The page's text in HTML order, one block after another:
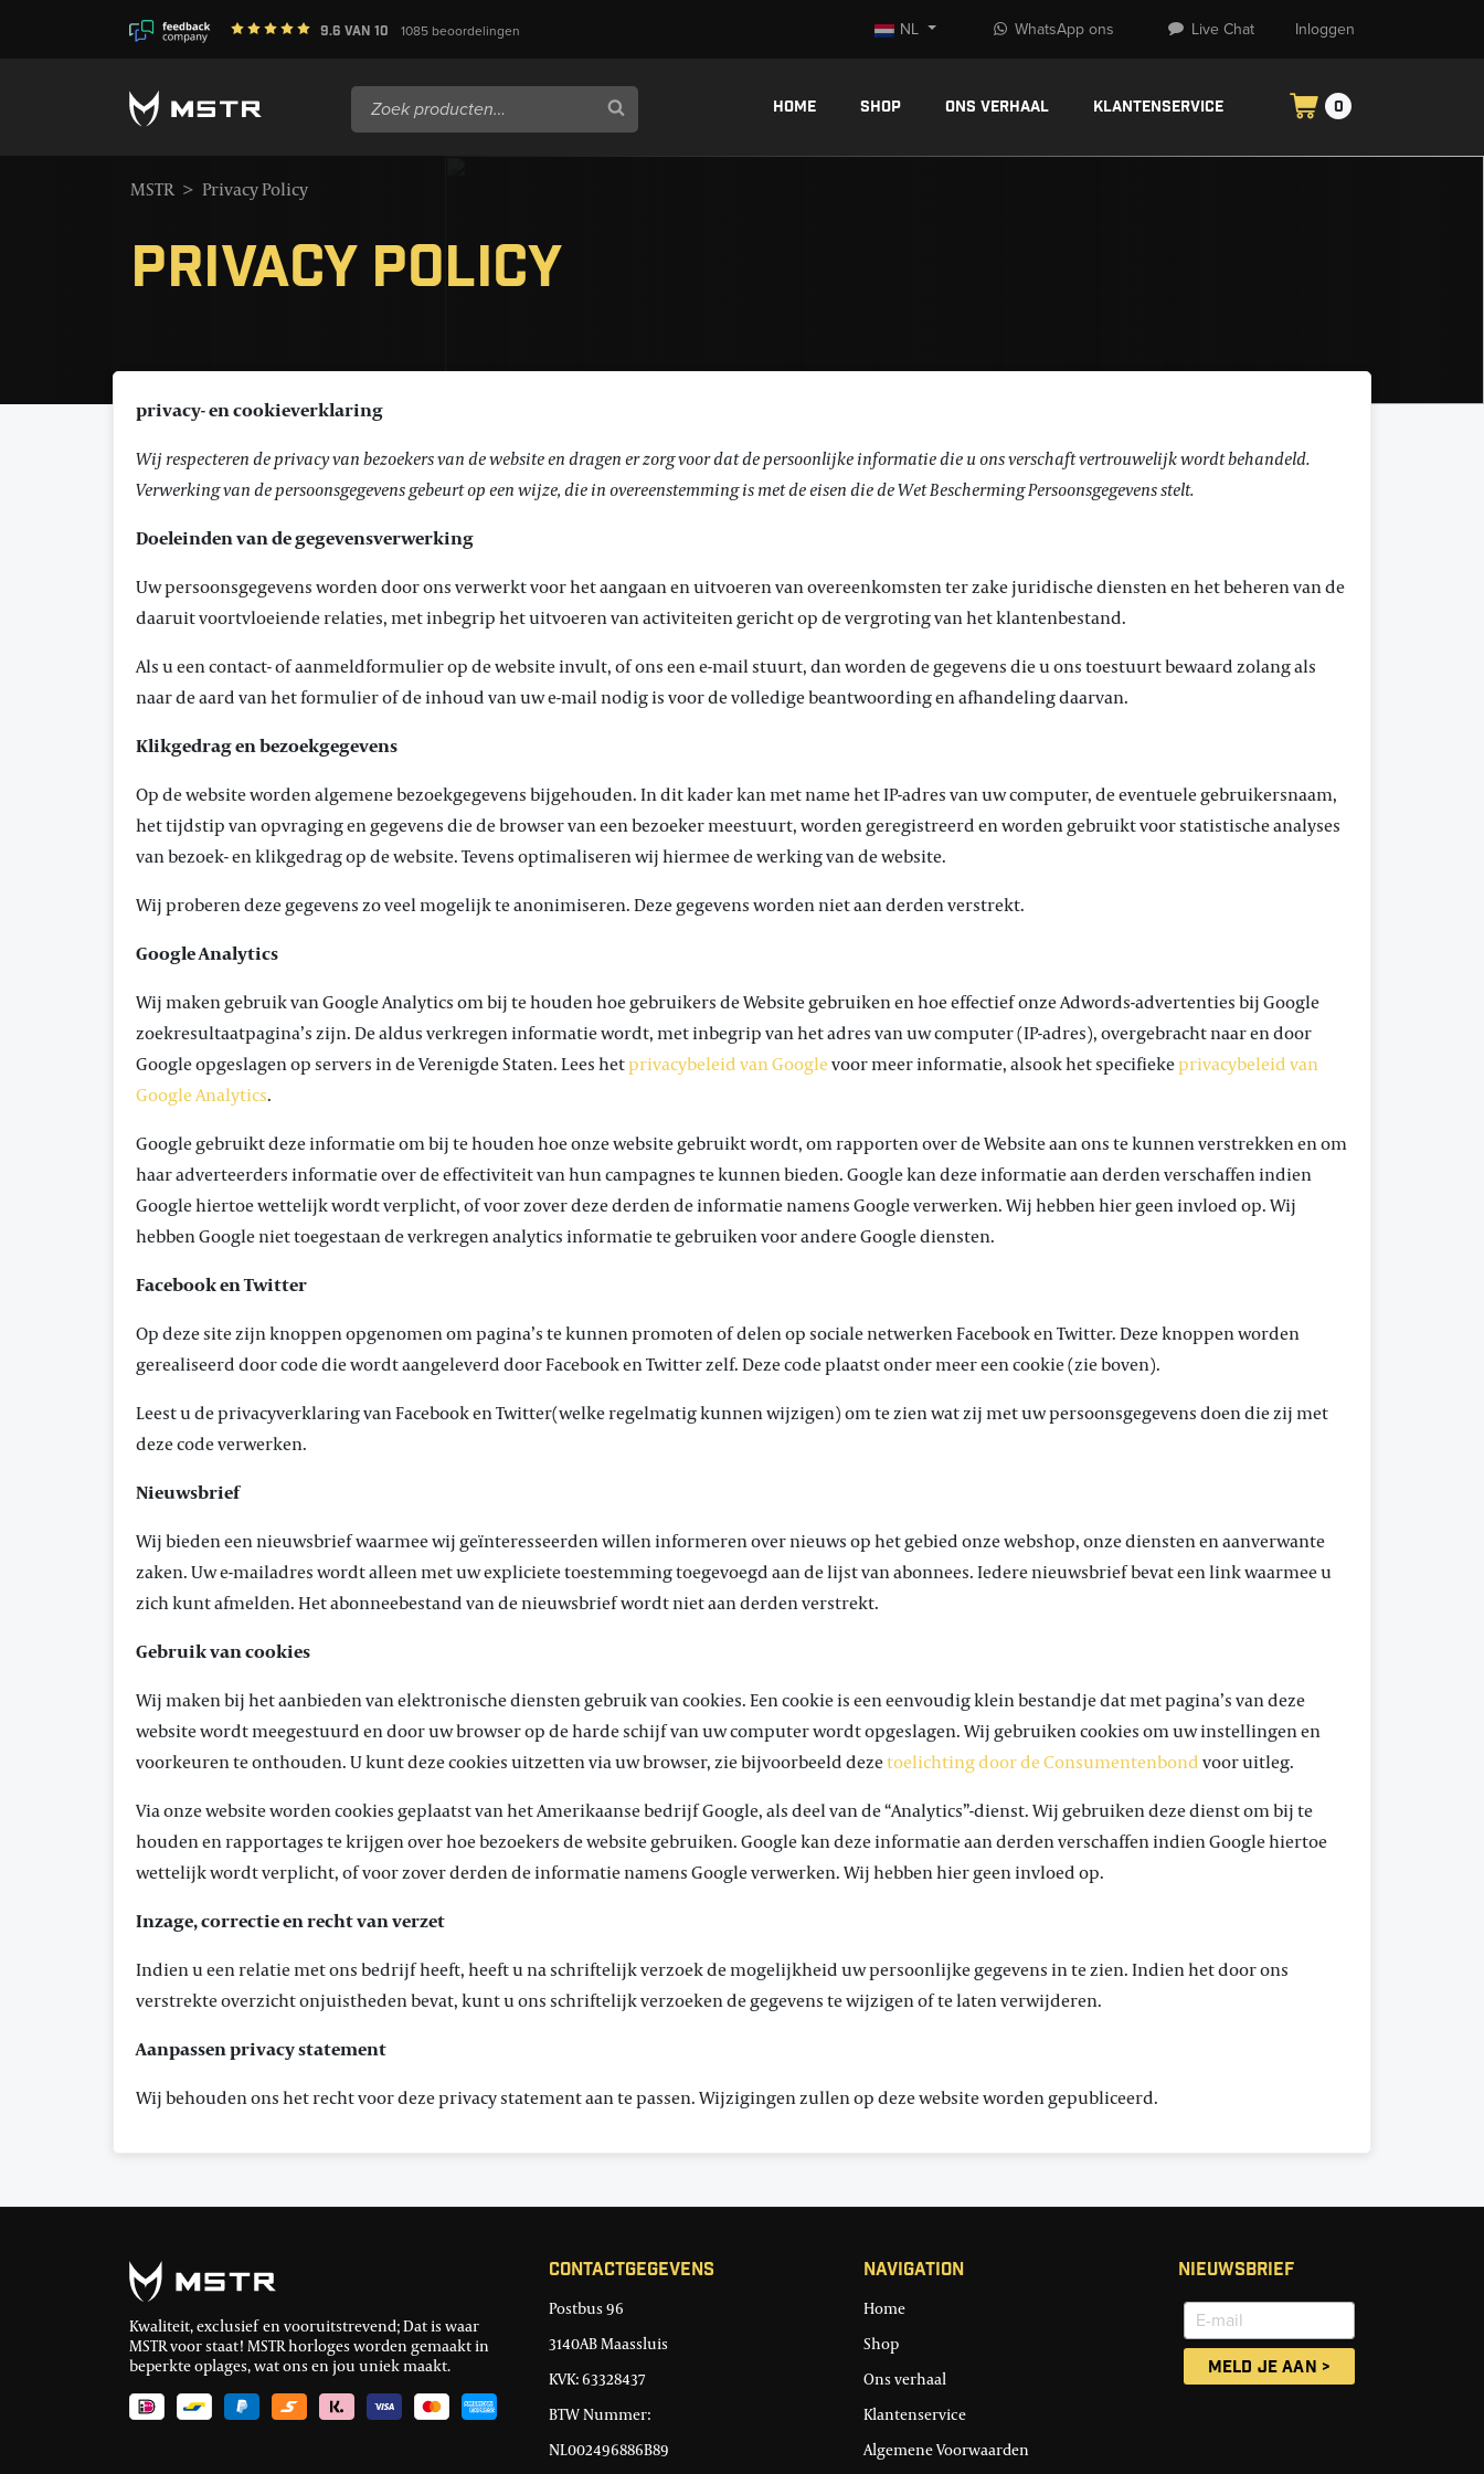
9.6 van 10 1085 beoordelingen NL WhatsApp ons Live Chat Inloggen
Zoeken
naar:
Home Shop Ons verhaal Klantenservice 0
MSTR > Privacy Policy
Privacy Policy
privacy- en cookieverklaring
Wij respecteren de privacy van bezoekers van de website en dragen er zorg voor dat de persoonlijke informatie die u ons verschaft vertrouwelijk wordt behandeld.
Verwerking van de persoonsgegevens gebeurt op een wijze, die in overeenstemming is met de eisen die de Wet Bescherming Persoonsgegevens stelt.
Doeleinden van de gegevensverwerking
Uw persoonsgegevens worden door ons verwerkt voor het aangaan en uitvoeren van overeenkomsten ter zake juridische diensten en het beheren van de
daaruit voortvloeiende relaties, met inbegrip het uitvoeren van activiteiten gericht op de vergroting van het klantenbestand.
Als u een contact- of aanmeldformulier op de website invult, of ons een e-mail stuurt, dan worden de gegevens die u ons toestuurt bewaard zolang als
naar de aard van het formulier of de inhoud van uw e-mail nodig is voor de volledige beantwoording en afhandeling daarvan.
Klikgedrag en bezoekgegevens
Op de website worden algemene bezoekgegevens bijgehouden. In dit kader kan met name het IP-adres van uw computer, de eventuele gebruikersnaam,
het tijdstip van opvraging en gegevens die de browser van een bezoeker meestuurt, worden geregistreerd en worden gebruikt voor statistische analyses
van bezoek- en klikgedrag op de website. Tevens optimaliseren wij hiermee de werking van de website.
Wij proberen deze gegevens zo veel mogelijk te anonimiseren. Deze gegevens worden niet aan derden verstrekt.
Google Analytics
Wij maken gebruik van Google Analytics om bij te houden hoe gebruikers de Website gebruiken en hoe effectief onze Adwords-advertenties bij Google
zoekresultaatpagina’s zijn. De aldus verkregen informatie wordt, met inbegrip van het adres van uw computer (IP-adres), overgebracht naar en door
Google opgeslagen op servers in de Verenigde Staten. Lees hetprivacybeleid van Googlevoor meer informatie, alsook het specifiekeprivacybeleid van
Google Analytics.
Google gebruikt deze informatie om bij te houden hoe onze website gebruikt wordt, om rapporten over de Website aan ons te kunnen verstrekken en om
haar adverteerders informatie over de effectiviteit van hun campagnes te kunnen bieden. Google kan deze informatie aan derden verschaffen indien
Google hiertoe wettelijk wordt verplicht, of voor zover deze derden de informatie namens Google verwerken. Wij hebben hier geen invloed op. Wij
hebben Google niet toegestaan de verkregen analytics informatie te gebruiken voor andere Google diensten.
Facebook en Twitter
Op deze site zijn knoppen opgenomen om pagina’s te kunnen promoten of delen op sociale netwerken Facebook en Twitter. Deze knoppen worden
gerealiseerd door code die wordt aangeleverd door Facebook en Twitter zelf. Deze code plaatst onder meer een cookie (zie boven).
Leest u de privacyverklaring van Facebook en Twitter(welke regelmatig kunnen wijzigen) om te zien wat zij met uw persoonsgegevens doen die zij met
deze code verwerken.
Nieuwsbrief
Wij bieden een nieuwsbrief waarmee wij geïnteresseerden willen informeren over nieuws op het gebied onze webshop, onze diensten en aanverwante
zaken. Uw e-mailadres wordt alleen met uw expliciete toestemming toegevoegd aan de lijst van abonnees. Iedere nieuwsbrief bevat een link waarmee u
zich kunt afmelden. Het abonneebestand van de nieuwsbrief wordt niet aan derden verstrekt.
Gebruik van cookies
Wij maken bij het aanbieden van elektronische diensten gebruik van cookies. Een cookie is een eenvoudig klein bestandje dat met pagina’s van deze
website wordt meegestuurd en door uw browser op de harde schijf van uw computer wordt opgeslagen. Wij gebruiken cookies om uw instellingen en
voorkeuren te onthouden. U kunt deze cookies uitzetten via uw browser, zie bijvoorbeeld dezetoelichting door de Consumentenbondvoor uitleg.
Via onze website worden cookies geplaatst van het Amerikaanse bedrijf Google, als deel van de “Analytics”-dienst. Wij gebruiken deze dienst om bij te
houden en rapportages te krijgen over hoe bezoekers de website gebruiken. Google kan deze informatie aan derden verschaffen indien Google hiertoe
wettelijk wordt verplicht, of voor zover derden de informatie namens Google verwerken. Wij hebben hier geen invloed op.
Inzage, correctie en recht van verzet
Indien u een relatie met ons bedrijf heeft, heeft u na schriftelijk verzoek de mogelijkheid uw persoonlijke gegevens in te zien. Indien het door ons
verstrekte overzicht onjuistheden bevat, kunt u ons schriftelijk verzoeken de gegevens te wijzigen of te laten verwijderen.
Aanpassen privacy statement
Wij behouden ons het recht voor deze privacy statement aan te passen. Wijzigingen zullen op deze website worden gepubliceerd.
Kwaliteit, exclusief en vooruitstrevend; Dat is waar
MSTR voor staat! MSTR horloges worden gemaakt in
beperkte oplages, wat ons en jou uniek maakt.
Contactgegevens
Postbus 96
3140AB Maassluis
KVK: 63328437
BTW Nummer:
NL002496886B89
Navigation
Home
Shop
Ons verhaal
Klantenservice
Algemene Voorwaarden
Nieuwsbrief